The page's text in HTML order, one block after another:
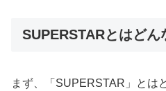
SUPERSTARとはどん
まず、「SUPERSTAR」とは